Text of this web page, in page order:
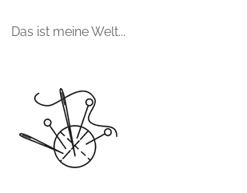
Das ist meine Welt...